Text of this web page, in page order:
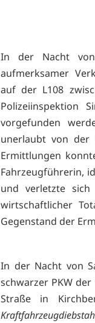
In der Nacht
aufmerksamer
auf der L108
Polizeiinspektion
vorgefunden
unerlaubt von der
Ermittlungen
Fahrzeugführerin,
und verletzte
wirtschaftlicher
Gegenstand der
In der Nacht von
schwarzer PKW
Straße in